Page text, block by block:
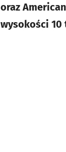
oraz
wysokości 10